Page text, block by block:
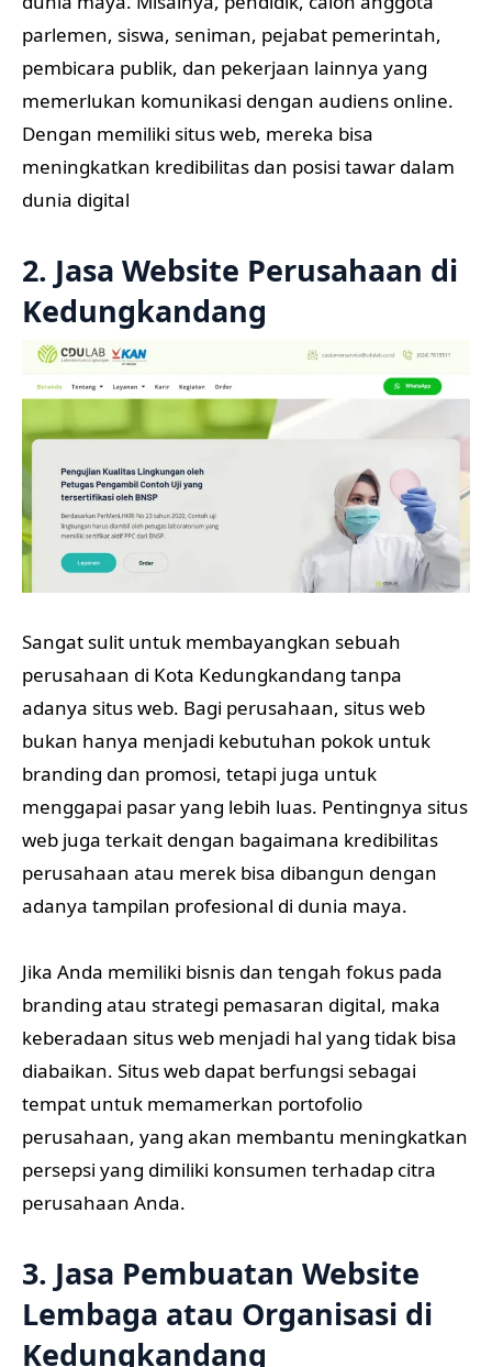
parlemen, siswa, seniman, pejabat pemerintah,
pembicara publik, dan pekerjaan lainnya yang
memerlukan komunikasi dengan audiens online.
Dengan memiliki situs web, mereka bisa
meningkatkan kredibilitas dan posisi tawar dalam
dunia digital
2. Jasa Website Perusahaan di
Kedungkandang
Sangat sulit untuk membayangkan sebuah
perusahaan di Kota Kedungkandang tanpa
adanya situs web. Bagi perusahaan, situs web
bukan hanya menjadi kebutuhan pokok untuk
branding dan promosi, tetapi juga untuk
menggapai pasar yang lebih luas. Pentingnya situs
web juga terkait dengan bagaimana kredibilitas
perusahaan atau merek bisa dibangun dengan
adanya tampilan profesional di dunia maya.
Jika Anda memiliki bisnis dan tengah fokus pada
branding atau strategi pemasaran digital, maka
keberadaan situs web menjadi hal yang tidak bisa
diabaikan. Situs web dapat berfungsi sebagai
tempat untuk memamerkan portofolio
perusahaan, yang akan membantu meningkatkan
persepsi yang dimiliki konsumen terhadap citra
perusahaan Anda.
3. Jasa Pembuatan Website
Lembaga atau Organisasi di
Kedungkandang